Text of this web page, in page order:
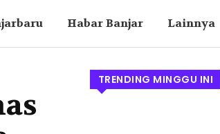
Habar Banjar Lainnya
TRENDING MINGGU INI